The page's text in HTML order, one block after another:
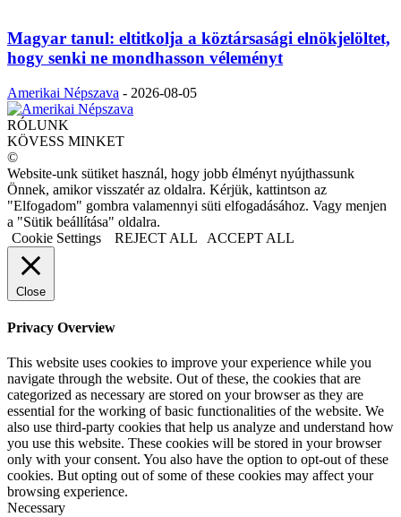
Magyar tanul: eltitkolja a köztársasági elnökjelöltet,
hogy senki ne mondhasson véleményt
Amerikai Népszava - 2026-08-05
RÓLUNK
KÖVESS MINKET
©
Website-unk sütiket használ, hogy jobb élményt nyújthassunk
Önnek, amikor visszatér az oldalra. Kérjük, kattintson az
"Elfogadom" gombra valamennyi süti elfogadásához. Vagy menjen
a "Sütik beállítása" oldalra.
Cookie Settings
REJECT ALL ACCEPT ALL
Close
Privacy Overview
This website uses cookies to improve your experience while you
navigate through the website. Out of these, the cookies that are
categorized as necessary are stored on your browser as they are
essential for the working of basic functionalities of the website. We
also use third-party cookies that help us analyze and understand how
you use this website. These cookies will be stored in your browser
only with your consent. You also have the option to opt-out of these
cookies. But opting out of some of these cookies may affect your
browsing experience.
Necessary